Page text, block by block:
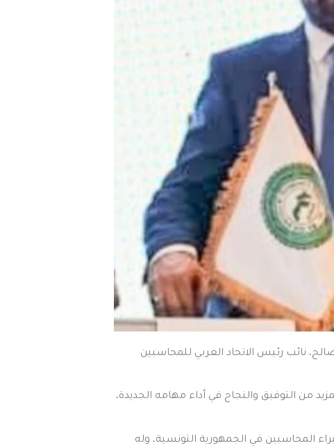
نائب رئيس الاتحاد العربي للمحاسبين
من التوفيق والنجاح في أداء مهامه الجديدة،
المحاسبين في الجمهورية التونسية، وله